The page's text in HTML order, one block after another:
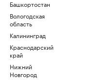
Башкортостан
Вологодская
область
Калининград
Краснодарский
край
Нижний
Новгород